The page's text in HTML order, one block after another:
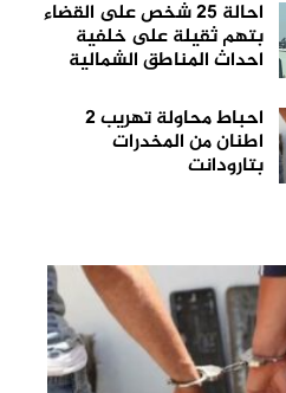
احالة 25 شخص على القضاء
بتهم ثقيلة على خلفية
احداث المناطق الشمالية
احباط محاولة تهريب 2
اطنان من المخدرات
بتارودانت